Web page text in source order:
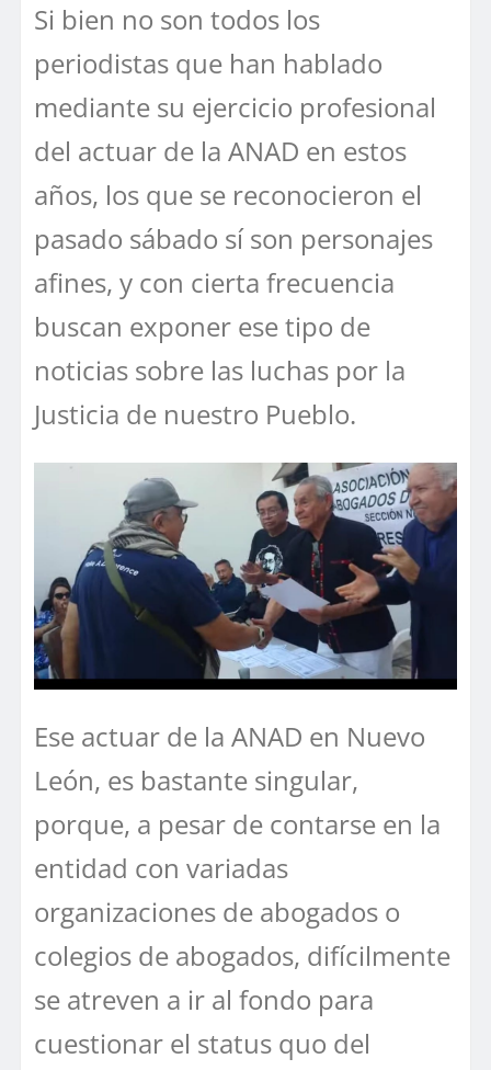
Si bien no son todos los
periodistas que han hablado
mediante su ejercicio profesional
del actuar de la ANAD en estos
años, los que se reconocieron el
pasado sábado sí son personajes
afines, y con cierta frecuencia
buscan exponer ese tipo de
noticias sobre las luchas por la
Justicia de nuestro Pueblo.
Ese actuar de la ANAD en Nuevo
León, es bastante singular,
porque, a pesar de contarse en la
entidad con variadas
organizaciones de abogados o
colegios de abogados, difícilmente
se atreven a ir al fondo para
cuestionar el status quo del